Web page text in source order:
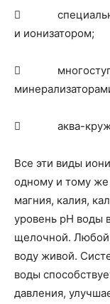
 специальные
и ионизатором;

 аква-
Все эти виды
одному и тому
магния, калия,
уровень pH воды
щелочной. Любой
воду живой.
воды
давления,